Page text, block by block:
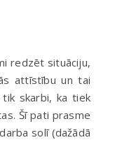
redzēt situāciju,
attīstību un tai
skarbi, ka tiek
Šī pati prasme
solī (dažādā